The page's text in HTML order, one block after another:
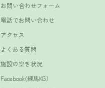
お問い合わせフォーム
電話でお問い合わせ
アクセス
よくある質問
施設の空き状況
Facebook(練馬KG）